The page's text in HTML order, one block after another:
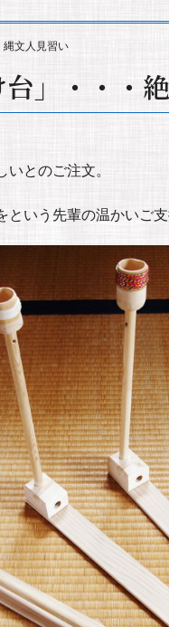
縄文人見習い
」・・・
とのご注文。
いう先輩の温かいご支